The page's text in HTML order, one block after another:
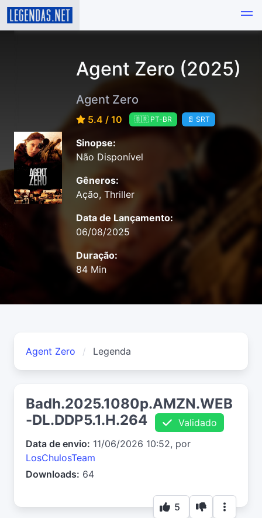
Agent Zero (2025)
Agent Zero
5.4 / 10 🇧🇷 PT-BR 📄 SRT
Sinopse:
Não Disponível
Gêneros:
Ação, Thriller
Data de Lançamento:
06/08/2025
Duração:
84 Min
Agent Zero Legenda
Badh.2025.1080p.AMZN.WEB
-DL.DDP5.1.H.264
Validado
Data de envio: 11/06/2026 10:52, por
LosChulosTeam
Downloads: 64
5